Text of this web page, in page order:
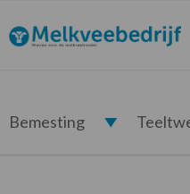
de
hoofdnavigatie
de
hoofd
de
eerste
de
voettekst
Melkveebedrijf.nl
Bemesting